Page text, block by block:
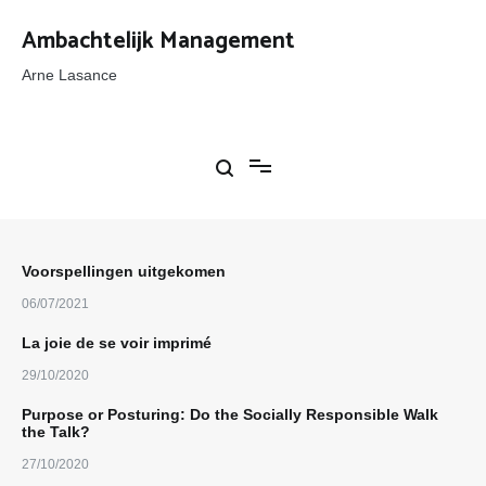
naar
inhoud
Ambachtelijk Management
Arne Lasance
Voorspellingen uitgekomen
06/07/2021
La joie de se voir imprimé
29/10/2020
Purpose or Posturing: Do the Socially Responsible Walk
the Talk?
27/10/2020